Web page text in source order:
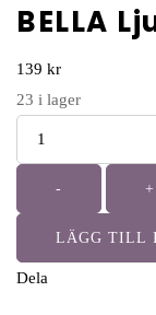
BELLA
139 kr
23 i lager
- +
LÄGG TILL
Dela